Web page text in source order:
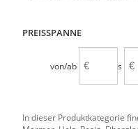
PREISSPANNE
von/ab bis
In dieser Produktkategorie